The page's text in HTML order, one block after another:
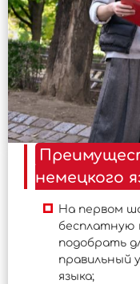
немецкого
На первом
бесплатную
подобрать
правильный
языка;